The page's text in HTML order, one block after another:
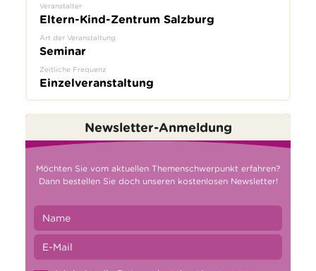
Veranstalter
Eltern-Kind-Zentrum Salzburg
Art der Veranstaltung
Seminar
Zeitliche Frequenz
Einzelveranstaltung
Newsletter-Anmeldung
Möchten Sie vom aktuellen Themenschwerpunkt erfahren?
Dann bestellen Sie doch unseren kostenlosen Newsletter!